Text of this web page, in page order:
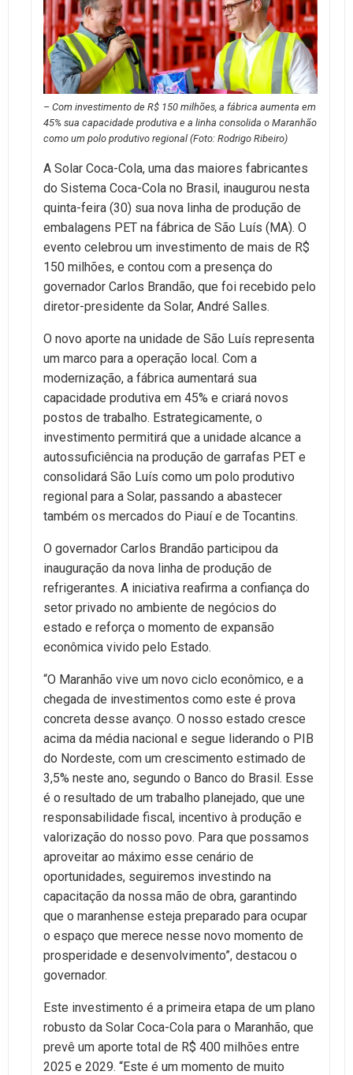
– Com investimento de R$ 150 milhões, a fábrica aumenta em
45% sua capacidade produtiva e a linha consolida o Maranhão
como um polo produtivo regional (Foto: Rodrigo Ribeiro)
A Solar Coca-Cola, uma das maiores fabricantes
do Sistema Coca-Cola no Brasil, inaugurou nesta
quinta-feira (30) sua nova linha de produção de
embalagens PET na fábrica de São Luís (MA). O
evento celebrou um investimento de mais de R$
150 milhões, e contou com a presença do
governador Carlos Brandão, que foi recebido pelo
diretor-presidente da Solar, André Salles.
O novo aporte na unidade de São Luís representa
um marco para a operação local. Com a
modernização, a fábrica aumentará sua
capacidade produtiva em 45% e criará novos
postos de trabalho. Estrategicamente, o
investimento permitirá que a unidade alcance a
autossuficiência na produção de garrafas PET e
consolidará São Luís como um polo produtivo
regional para a Solar, passando a abastecer
também os mercados do Piauí e de Tocantins.
O governador Carlos Brandão participou da
inauguração da nova linha de produção de
refrigerantes. A iniciativa reafirma a confiança do
setor privado no ambiente de negócios do
estado e reforça o momento de expansão
econômica vivido pelo Estado.
“O Maranhão vive um novo ciclo econômico, e a
chegada de investimentos como este é prova
concreta desse avanço. O nosso estado cresce
acima da média nacional e segue liderando o PIB
do Nordeste, com um crescimento estimado de
3,5% neste ano, segundo o Banco do Brasil. Esse
é o resultado de um trabalho planejado, que une
responsabilidade fiscal, incentivo à produção e
valorização do nosso povo. Para que possamos
aproveitar ao máximo esse cenário de
oportunidades, seguiremos investindo na
capacitação da nossa mão de obra, garantindo
que o maranhense esteja preparado para ocupar
o espaço que merece nesse novo momento de
prosperidade e desenvolvimento”, destacou o
governador.
Este investimento é a primeira etapa de um plano
robusto da Solar Coca-Cola para o Maranhão, que
prevê um aporte total de R$ 400 milhões entre
2025 e 2029. “Este é um momento de muito